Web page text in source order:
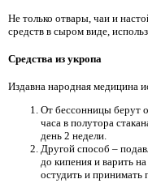
Не только отвары, чаи и
средств в сыром виде,
Средства из укропа
Издавна народная медицина
От бессонницы берут
часа в полутора
день 2 недели.
Другой способ –
до кипения и варить
остудить и принимать